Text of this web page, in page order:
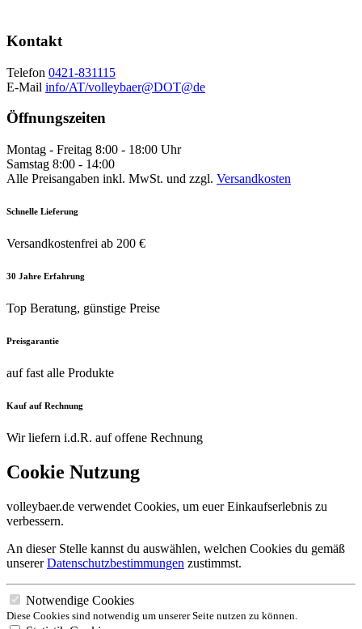
Kontakt
Telefon 0421-831115
E-Mail info/AT/volleybaer@DOT@de
Öffnungszeiten
Montag - Freitag 8:00 - 18:00 Uhr
Samstag 8:00 - 14:00
Alle Preisangaben inkl. MwSt. und zzgl. Versandkosten
Schnelle Lieferung
Versandkostenfrei ab 200 €
30 Jahre Erfahrung
Top Beratung, günstige Preise
Preisgarantie
auf fast alle Produkte
Kauf auf Rechnung
Wir liefern i.d.R. auf offene Rechnung
Cookie Nutzung
volleybaer.de verwendet Cookies, um euer Einkaufserlebnis zu
verbessern.
An dieser Stelle kannst du auswählen, welchen Cookies du gemäß
unsererDatenschutzbestimmungen zustimmst.
Notwendige Cookies
Diese Cookies sind notwendig um unserer Seite nutzen zu können.